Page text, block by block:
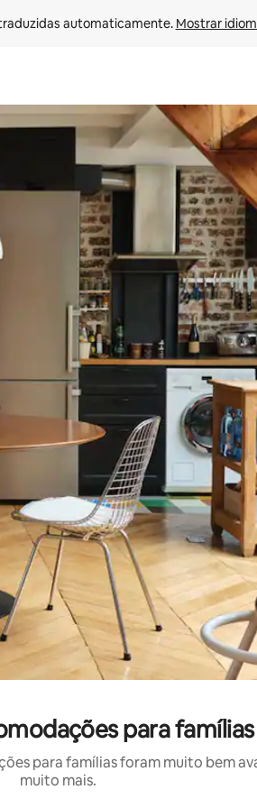
automaticamente. Mostrar
cima e para baixo do teclado ou tocando
para
para famílias foram muito bem
muito mais.